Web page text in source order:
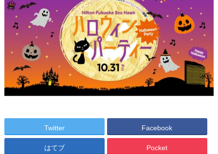
Twitter Facebook
はてブ Pocket